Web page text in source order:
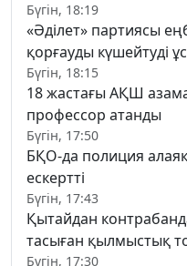
Бүгін, 18:19
«Әділет» партиясы
қорғауды күшейтуді
Бүгін, 18:15
18 жастағы АҚШ
профессор атанды
Бүгін, 17:50
БҚО-да полиция
ескертті
Бүгін, 17:43
Қытайдан
тасыған қылмыстық
Бүгін, 17:30